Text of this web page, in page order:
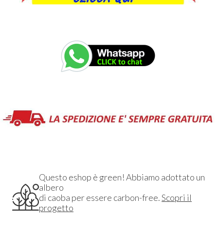
Questo eshop è green! Abbiamo adottato un
albero
di caoba per essere carbon-free.Scopri il
progetto